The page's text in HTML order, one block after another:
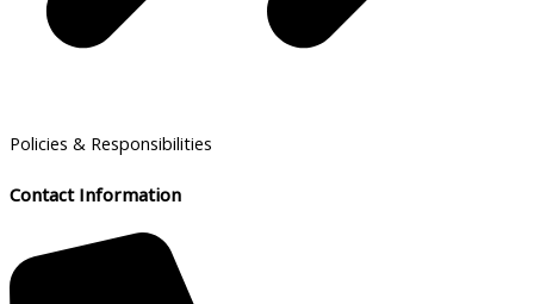
Policies & Responsibilities
Contact Information